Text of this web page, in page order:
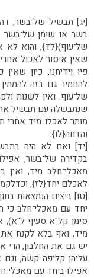
[יג] תבשיל של־בשר,
בשר או שׁוֹמֶן של־בשר
של־עוף){לד}, והוא
שאין איסור לאכול
פיו וִידיחנו, כיון
להחמיר גם בזה
של־עוף. ואין לשנות
שנתבשלה עם תבשיל
מותר לאכלו מיד אחרי
והדחה{לו}:
[יד] ואם לא היה
בקדירה של־בשר,
מאכלי־חלב מיד,
לאכלם יחד{לז},
[טו] ביצים הנמצאות
יחד עם מאכלי־חלב כי
סימן קל"א סעיף ל"א),
מיד, ואף בלא לקנח את
יש גם את החלבון, הרי
עליהן קליפה קשה, וגם
אפילו ביחד עם